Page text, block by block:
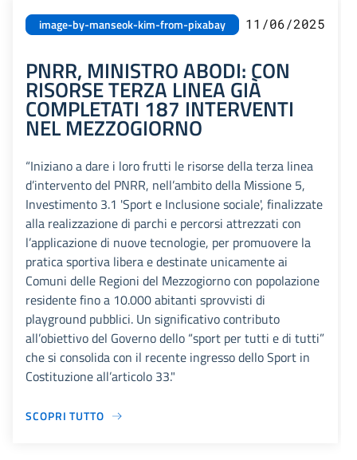
image-by-manseok-kim-from-pixabay 11/06/2025
PNRR, MINISTRO ABODI: CON
RISORSE TERZA LINEA GIÀ
COMPLETATI 187 INTERVENTI
NEL MEZZOGIORNO
“Iniziano a dare i loro frutti le risorse della terza linea
d’intervento del PNRR, nell’ambito della Missione 5,
Investimento 3.1 'Sport e Inclusione sociale', finalizzate
alla realizzazione di parchi e percorsi attrezzati con
l’applicazione di nuove tecnologie, per promuovere la
pratica sportiva libera e destinate unicamente ai
Comuni delle Regioni del Mezzogiorno con popolazione
residente fino a 10.000 abitanti sprovvisti di
playground pubblici. Un significativo contributo
all’obiettivo del Governo dello “sport per tutti e di tutti”
che si consolida con il recente ingresso dello Sport in
Costituzione all’articolo 33."
SCOPRI TUTTO